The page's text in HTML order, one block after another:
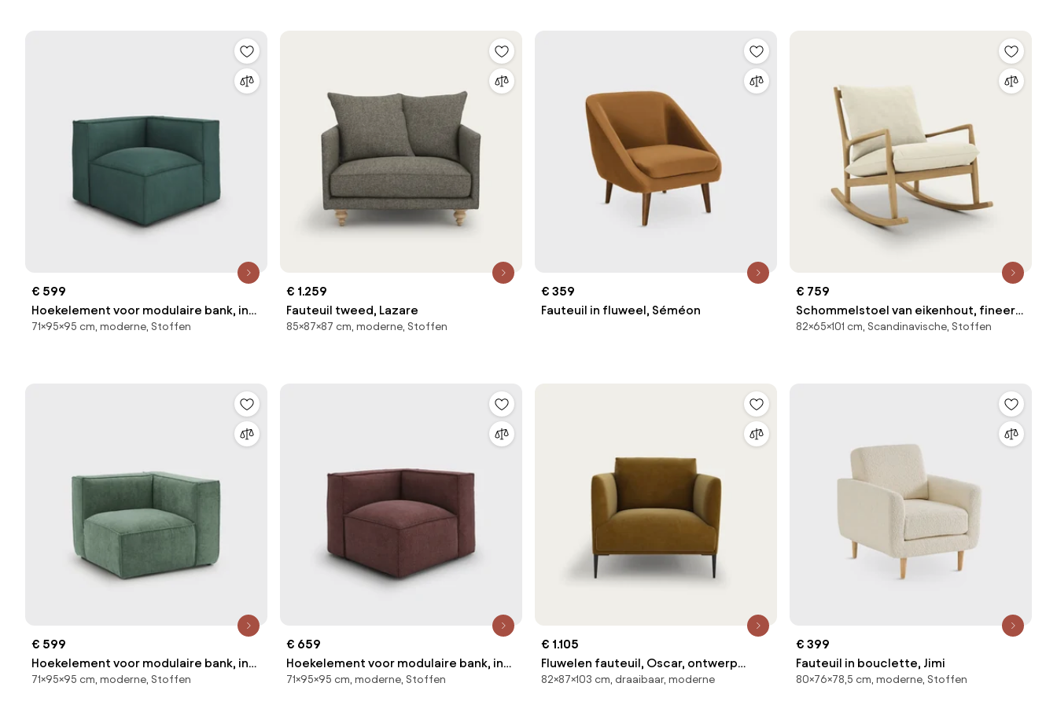
€ 599
Hoekelement voor modulaire bank, in
ribfluweel, Seven
71×95×95 cm, moderne, Stoffen
€ 1.259
Fauteuil tweed, Lazare
85×87×87 cm, moderne, Stoffen
€ 359
Fauteuil in fluweel, Séméon
€ 759
Schommelstoel van eikenhout, fineer
en linnen, Dilma
82×65×101 cm, Scandinavische, Stoffen
€ 599
Hoekelement voor modulaire bank, in
fluweel met structuur, Seven
71×95×95 cm, moderne, Stoffen
€ 659
Hoekelement voor modulaire bank, in
structuurstof, Seven
71×95×95 cm, moderne, Stoffen
€ 1.105
Fluwelen fauteuil, Oscar, ontwerp
Emmanuel Gallina
82×87×103 cm, draaibaar, moderne
€ 399
Fauteuil in bouclette, Jimi
80×76×78,5 cm, moderne, Stoffen